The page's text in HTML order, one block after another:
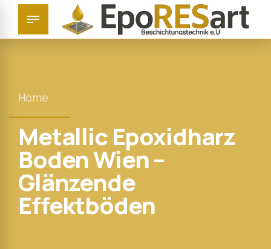
Home
Metallic Epoxidharz
Boden Wien –
Glänzende
Effektböden